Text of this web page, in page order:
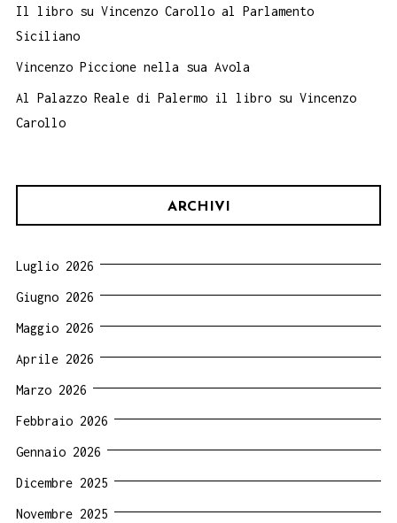
Il libro su Vincenzo Carollo al Parlamento
Siciliano
Vincenzo Piccione nella sua Avola
Al Palazzo Reale di Palermo il libro su Vincenzo
Carollo
ARCHIVI
Luglio 2026
Giugno 2026
Maggio 2026
Aprile 2026
Marzo 2026
Febbraio 2026
Gennaio 2026
Dicembre 2025
Novembre 2025